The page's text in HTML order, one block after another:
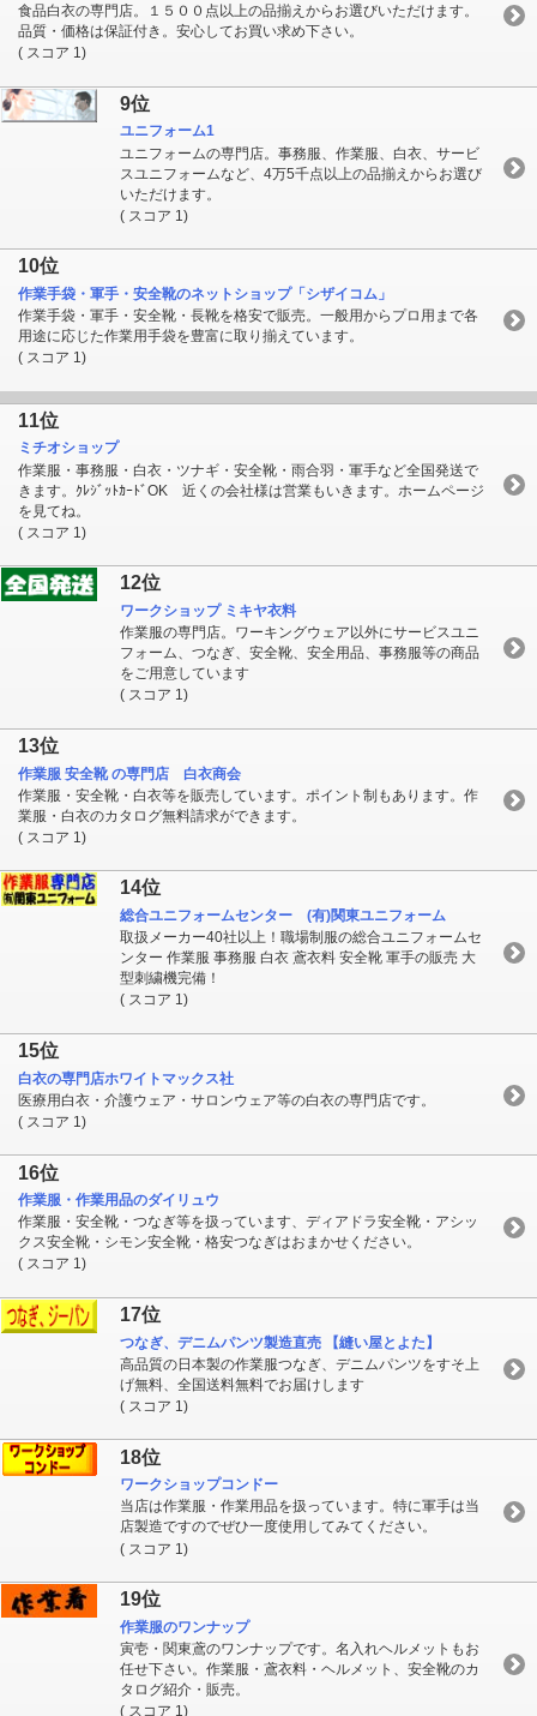
食品白衣の専門店。１５００点以上の品揃えからお選びいただけます。
品質・価格は保証付き。安心してお買い求め下さい。
( スコア 1)
9位
ユニフォーム1
ユニフォームの専門店。事務服、作業服、白衣、サービ
スユニフォームなど、4万5千点以上の品揃えからお選び
いただけます。
( スコア 1)
10位
作業手袋・軍手・安全靴のネットショップ「シザイコム」
作業手袋・軍手・安全靴・長靴を格安で販売。一般用からプロ用まで各
用途に応じた作業用手袋を豊富に取り揃えています。
( スコア 1)
11位
ミチオショップ
作業服・事務服・白衣・ツナギ・安全靴・雨合羽・軍手など全国発送で
きます。ｸﾚｼﾞｯﾄｶｰﾄﾞOK 近くの会社様は営業もいきます。ホームページ
を見てね。
( スコア 1)
12位
ワークショップ ミキヤ衣料
作業服の専門店。ワーキングウェア以外にサービスユニ
フォーム、つなぎ、安全靴、安全用品、事務服等の商品
をご用意しています
( スコア 1)
13位
作業服 安全靴 の専門店 白衣商会
作業服・安全靴・白衣等を販売しています。ポイント制もあります。作
業服・白衣のカタログ無料請求ができます。
( スコア 1)
14位
総合ユニフォームセンター (有)関東ユニフォーム
取扱メーカー40社以上！職場制服の総合ユニフォームセ
ンター 作業服 事務服 白衣 鳶衣料 安全靴 軍手の販売 大
型刺繍機完備！
( スコア 1)
15位
白衣の専門店ホワイトマックス社
医療用白衣・介護ウェア・サロンウェア等の白衣の専門店です。
( スコア 1)
16位
作業服・作業用品のダイリュウ
作業服・安全靴・つなぎ等を扱っています、ディアドラ安全靴・アシッ
クス安全靴・シモン安全靴・格安つなぎはおまかせください。
( スコア 1)
17位
つなぎ、デニムパンツ製造直売 【縫い屋とよた】
高品質の日本製の作業服つなぎ、デニムパンツをすそ上
げ無料、全国送料無料でお届けします
( スコア 1)
18位
ワークショップコンドー
当店は作業服・作業用品を扱っています。特に軍手は当
店製造ですのでぜひ一度使用してみてください。
( スコア 1)
19位
作業服のワンナップ
寅壱・関東鳶のワンナップです。名入れヘルメットもお
任せ下さい。作業服・鳶衣料・ヘルメット、安全靴のカ
タログ紹介・販売。
( スコア 1)